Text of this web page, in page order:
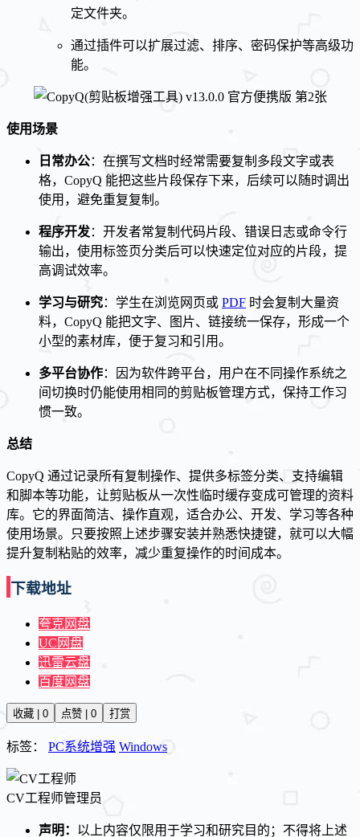
定文件夹。
通过插件可以扩展过滤、排序、密码保护等高级功
能。
使用场景
日常办公：在撰写文档时经常需要复制多段文字或表
格，CopyQ 能把这些片段保存下来，后续可以随时调出
使用，避免重复复制。
程序开发：开发者常复制代码片段、错误日志或命令行
输出，使用标签页分类后可以快速定位对应的片段，提
高调试效率。
学习与研究：学生在浏览网页或 PDF 时会复制大量资
料，CopyQ 能把文字、图片、链接统一保存，形成一个
小型的素材库，便于复习和引用。
多平台协作：因为软件跨平台，用户在不同操作系统之
间切换时仍能使用相同的剪贴板管理方式，保持工作习
惯一致。
总结
CopyQ 通过记录所有复制操作、提供多标签分类、支持编辑
和脚本等功能，让剪贴板从一次性临时缓存变成可管理的资料
库。它的界面简洁、操作直观，适合办公、开发、学习等各种
使用场景。只要按照上述步骤安装并熟悉快捷键，就可以大幅
提升复制粘贴的效率，减少重复操作的时间成本。
下载地址
夸克网盘
UC网盘
迅雷云盘
百度网盘
收藏 | 0 点赞 | 0 打赏
标签： PC系统增强 Windows
CV工程师管理员
声明： 以上内容仅限用于学习和研究目的；不得将上述